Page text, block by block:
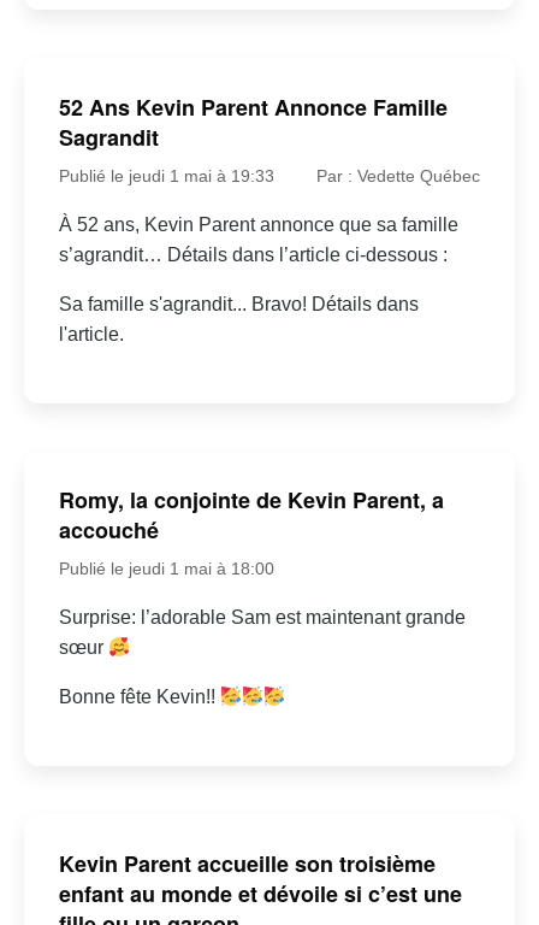
52 Ans Kevin Parent Annonce Famille
Sagrandit
Publié le jeudi 1 mai à 19:33 Par : Vedette Québec
À 52 ans, Kevin Parent annonce que sa famille
s’agrandit… Détails dans l’article ci-dessous :
Sa famille s'agrandit... Bravo! Détails dans
l'article.
Romy, la conjointe de Kevin Parent, a
accouché
Publié le jeudi 1 mai à 18:00
Surprise: l’adorable Sam est maintenant grande
sœur
Bonne fête Kevin!!
Kevin Parent accueille son troisième
enfant au monde et dévoile si c’est une